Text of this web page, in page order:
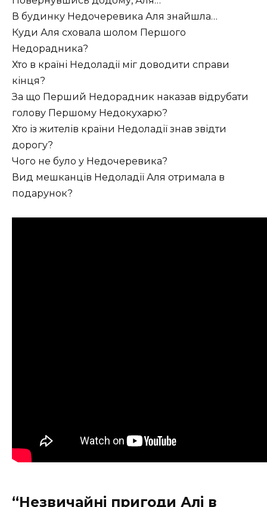
В будинку Недочеревика Аля знайшла…
Куди Аля сховала шолом Першого
Недорадника?
Хто в країні Недоладії міг доводити справи
кінця?
За що Перший Недорадник наказав відрубати
голову Першому Недокухарю?
Хто із жителів країни Недоладії знав звідти
дорогу?
Чого не було у Недочеревика?
Вид мешканців Недоладії Аля отримала в
подарунок?
“Незвичайні пригоди Алі в